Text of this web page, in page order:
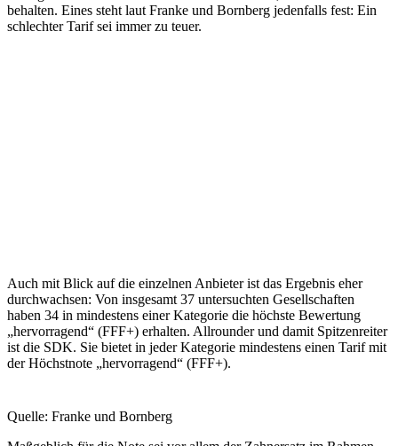
behalten. Eines steht laut Franke und Bornberg jedenfalls fest: Ein
schlechter Tarif sei immer zu teuer.
Auch mit Blick auf die einzelnen Anbieter ist das Ergebnis eher
durchwachsen: Von insgesamt 37 untersuchten Gesellschaften
haben 34 in mindestens einer Kategorie die höchste Bewertung
„hervorragend“ (FFF+) erhalten. Allrounder und damit Spitzenreiter
ist die SDK. Sie bietet in jeder Kategorie mindestens einen Tarif mit
der Höchstnote „hervorragend“ (FFF+).
Quelle: Franke und Bornberg